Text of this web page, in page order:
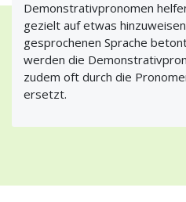
Demonstrativpronomen
gezielt auf etwas
gesprochenen Sprache
werden die
zudem oft durch die
ersetzt.